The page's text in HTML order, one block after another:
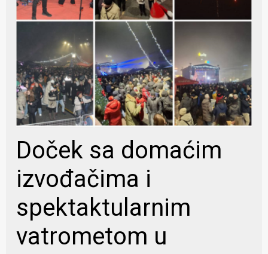
Doček sa domaćim
izvođačima i
spektaktularnim
vatrometom u